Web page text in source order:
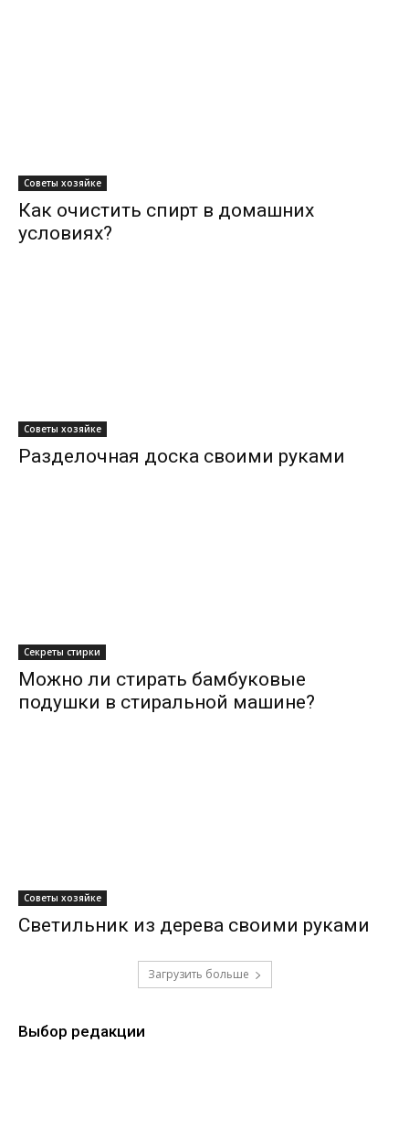
Советы хозяйке
Как очистить спирт в домашних
условиях?
Советы хозяйке
Разделочная доска своими руками
Секреты стирки
Можно ли стирать бамбуковые
подушки в стиральной машине?
Советы хозяйке
Светильник из дерева своими руками
Загрузить больше
Выбор редакции